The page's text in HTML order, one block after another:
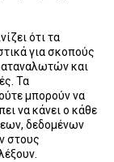
ότι τα
για σκοπούς
και
Τα
μπορούν να
να κάνει ο κάθε
δεδομένων
στους